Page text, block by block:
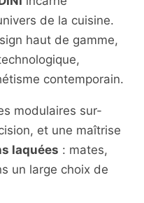
de la cuisine.
haut de gamme,
contemporain.
modulaires sur-
et une maîtrise
laquées : mates,
un large choix de